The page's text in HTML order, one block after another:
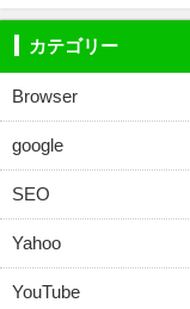
カテゴリー
Browser
google
SEO
Yahoo
YouTube